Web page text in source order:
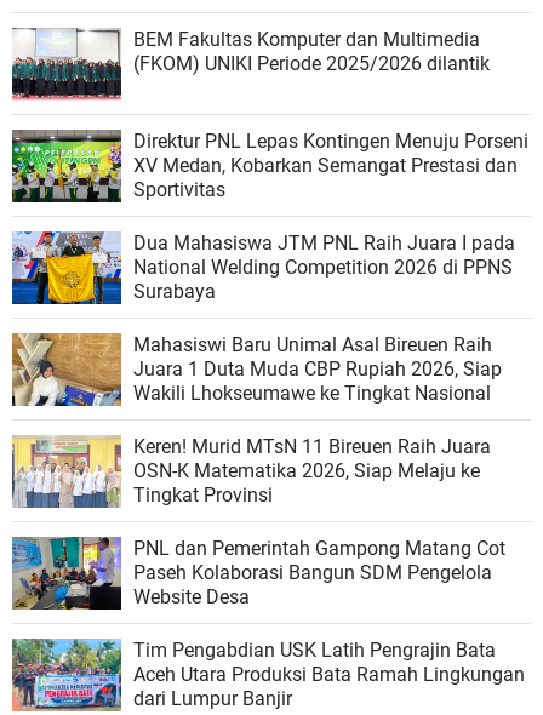
BEM Fakultas Komputer dan Multimedia
(FKOM) UNIKI Periode 2025/2026 dilantik
Direktur PNL Lepas Kontingen Menuju Porseni
XV Medan, Kobarkan Semangat Prestasi dan
Sportivitas
Dua Mahasiswa JTM PNL Raih Juara I pada
National Welding Competition 2026 di PPNS
Surabaya
Mahasiswi Baru Unimal Asal Bireuen Raih
Juara 1 Duta Muda CBP Rupiah 2026, Siap
Wakili Lhokseumawe ke Tingkat Nasional
Keren! Murid MTsN 11 Bireuen Raih Juara
OSN-K Matematika 2026, Siap Melaju ke
Tingkat Provinsi
PNL dan Pemerintah Gampong Matang Cot
Paseh Kolaborasi Bangun SDM Pengelola
Website Desa
Tim Pengabdian USK Latih Pengrajin Bata
Aceh Utara Produksi Bata Ramah Lingkungan
dari Lumpur Banjir